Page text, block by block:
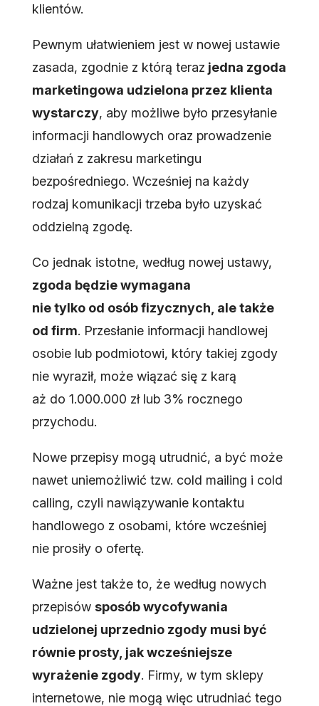
klientów.
Pewnym ułatwieniem jest w nowej ustawie
zasada, zgodnie z którą teraz jedna zgoda
marketingowa udzielona przez klienta
wystarczy, aby możliwe było przesyłanie
informacji handlowych oraz prowadzenie
działań z zakresu marketingu
bezpośredniego. Wcześniej na każdy
rodzaj komunikacji trzeba było uzyskać
oddzielną zgodę.
Co jednak istotne, według nowej ustawy,
zgoda będzie wymagana
nie tylko od osób fizycznych, ale także
od firm. Przesłanie informacji handlowej
osobie lub podmiotowi, który takiej zgody
nie wyraził, może wiązać się z karą
aż do 1.000.000 zł lub 3% rocznego
przychodu.
Nowe przepisy mogą utrudnić, a być może
nawet uniemożliwić tzw. cold mailing i cold
calling, czyli nawiązywanie kontaktu
handlowego z osobami, które wcześniej
nie prosiły o ofertę.
Ważne jest także to, że według nowych
przepisów sposób wycofywania
udzielonej uprzednio zgody musi być
równie prosty, jak wcześniejsze
wyrażenie zgody. Firmy, w tym sklepy
internetowe, nie mogą więc utrudniać tego